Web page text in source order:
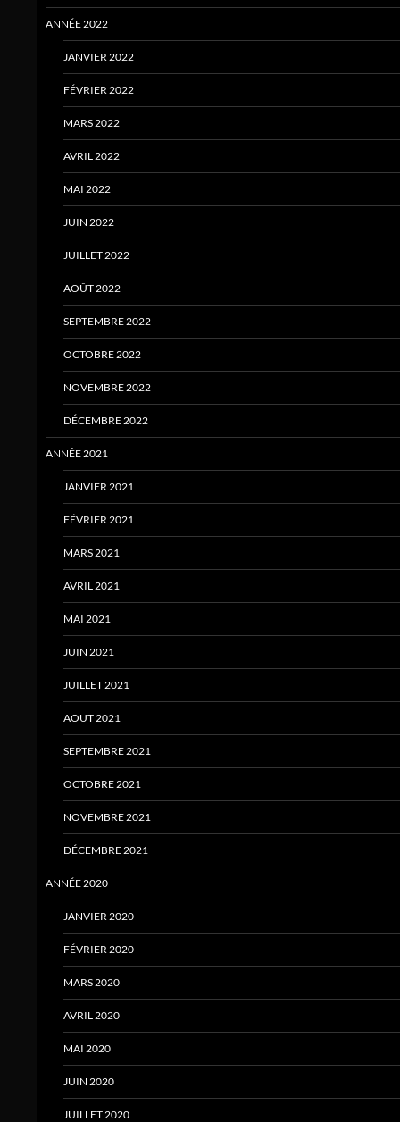
ANNÉE 2022
JANVIER 2022
FÉVRIER 2022
MARS 2022
AVRIL 2022
MAI 2022
JUIN 2022
JUILLET 2022
AOÛT 2022
SEPTEMBRE 2022
OCTOBRE 2022
NOVEMBRE 2022
DÉCEMBRE 2022
ANNÉE 2021
JANVIER 2021
FÉVRIER 2021
MARS 2021
AVRIL 2021
MAI 2021
JUIN 2021
JUILLET 2021
AOUT 2021
SEPTEMBRE 2021
OCTOBRE 2021
NOVEMBRE 2021
DÉCEMBRE 2021
ANNÉE 2020
JANVIER 2020
FÉVRIER 2020
MARS 2020
AVRIL 2020
MAI 2020
JUIN 2020
JUILLET 2020